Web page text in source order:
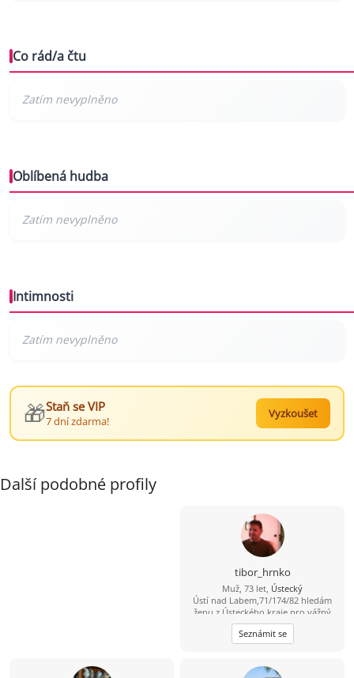
Co rád/a čtu
Oblíbená hudba
Intimnosti
🎁Staň se VIP
7 dní zdarma!
Vyzkoušet
Další podobné profily
tibor_hrnko
Muž, 73 let, Ústecký
Ústí nad Labem,71/174/82 hledám
ženu z Ústeckého kraje pro vážný
vztah i se zdravotními problémy od
60 do.............let
Seznámit se